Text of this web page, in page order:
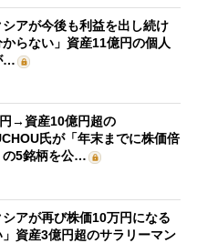
シアが今後も利益を出し続け
らない」資産11億円の個人
…
円→資産10億円超の
氏が「年末までに株価倍
の5銘柄を公…
シアが再び株価10万円になる
」資産3億円超のサラリーマン